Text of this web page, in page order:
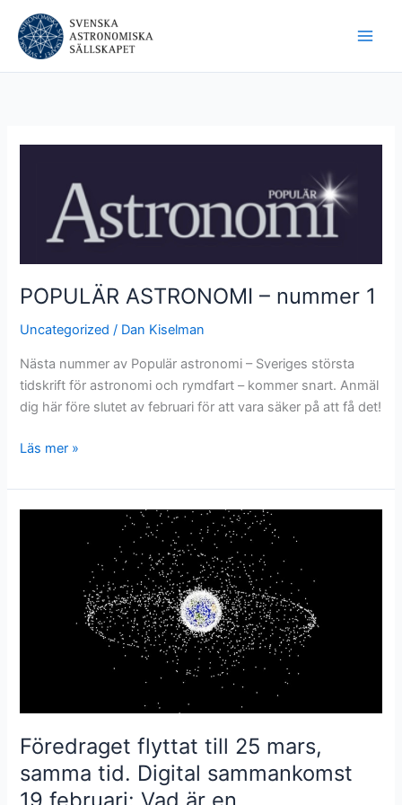
Hoppa
innehåll
POPULÄR ASTRONOMI – nummer 1
Uncategorized / Dan Kiselman
Nästa nummer av Populär astronomi – Sveriges största
tidskrift för astronomi och rymdfart – kommer snart. Anmäl
dig här före slutet av februari för att vara säker på att få det!
POPULÄR
–
nummer
Läs mer »
Föredraget flyttat till 25 mars,
samma tid. Digital sammankomst